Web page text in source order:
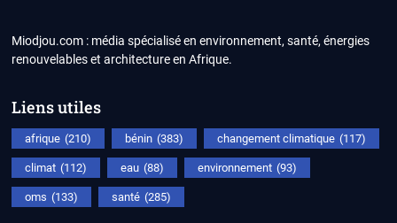
Miodjou.com : média spécialisé en environnement, santé, énergies
renouvelables et architecture en Afrique.
Liens utiles
afrique (210) bénin (383) changement climatique (117)
climat (112) eau (88) environnement (93)
oms (133) santé (285)